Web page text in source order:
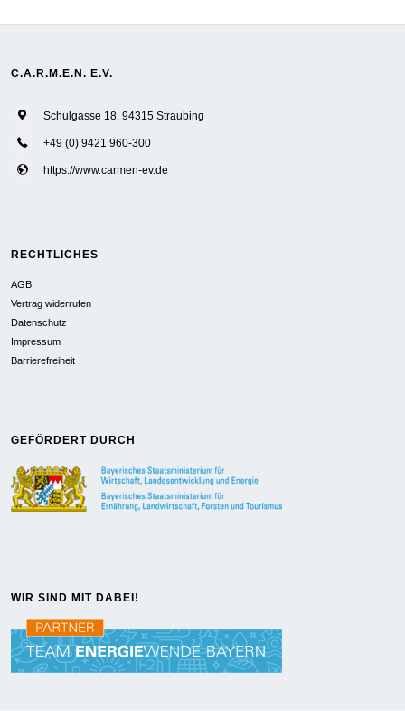
C.A.R.M.E.N. E.V.
Schulgasse 18, 94315 Straubing
+49 (0) 9421 960-300
https://www.carmen-ev.de
RECHTLICHES
AGB
Vertrag widerrufen
Datenschutz
Impressum
Barrierefreiheit
GEFÖRDERT DURCH
WIR SIND MIT DABEI!